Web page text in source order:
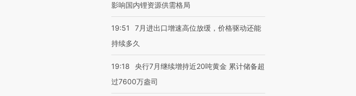
影响国内锂资源供需格局
19:51
7月进出口增速高位放缓，价格驱动还能
持续多久
19:18
央行7月继续增持近20吨黄金 累计储备超
过7600万盎司